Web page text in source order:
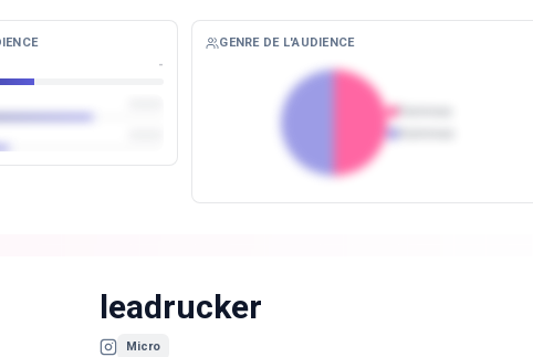
-
GENRE DE L'AUDIENCE
leadrucker
Micro